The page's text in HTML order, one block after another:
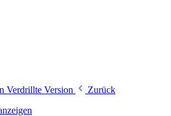
Verdrillte Version
Zurück